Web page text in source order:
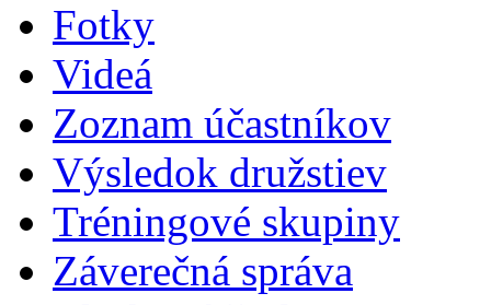
Fotky
Videá
Zoznam účastníkov
Výsledok družstiev
Tréningové skupiny
Záverečná správa